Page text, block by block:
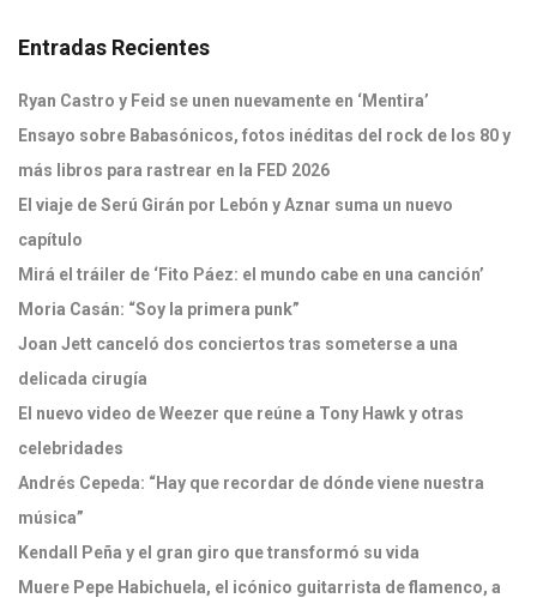
Entradas Recientes
Ryan Castro y Feid se unen nuevamente en ‘Mentira’
Ensayo sobre Babasónicos, fotos inéditas del rock de los 80 y
más libros para rastrear en la FED 2026
El viaje de Serú Girán por Lebón y Aznar suma un nuevo
capítulo
Mirá el tráiler de ‘Fito Páez: el mundo cabe en una canción’
Moria Casán: “Soy la primera punk”
Joan Jett canceló dos conciertos tras someterse a una
delicada cirugía
El nuevo video de Weezer que reúne a Tony Hawk y otras
celebridades
Andrés Cepeda: “Hay que recordar de dónde viene nuestra
música”
Kendall Peña y el gran giro que transformó su vida
Muere Pepe Habichuela, el icónico guitarrista de flamenco, a